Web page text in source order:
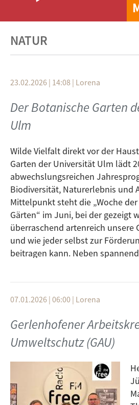
NATUR
23.02.2026 | 14:08 | Lorena
Der Botanische Garten
Ulm
Wilde Vielfalt direkt vor der
Garten der Universität Ulm lädt
abwechslungsreichen
Biodiversität, Naturerlebnis und
Mittelpunkt steht die „Woche
Gärten“ im Juni, bei der gezeigt
überraschend artenreich unsere
und wie jeder selbst zur
beitragen kann. Neben
Workshops und Vorträgen
Nachwuchs-Naturforscher. Ein
Naturbegeisterte, Gartenfans
gleichermaßen inspiriert.
07.01.2026 | 06:00 | Lorena
Gerlenhofener
Umweltschutz (GAU)